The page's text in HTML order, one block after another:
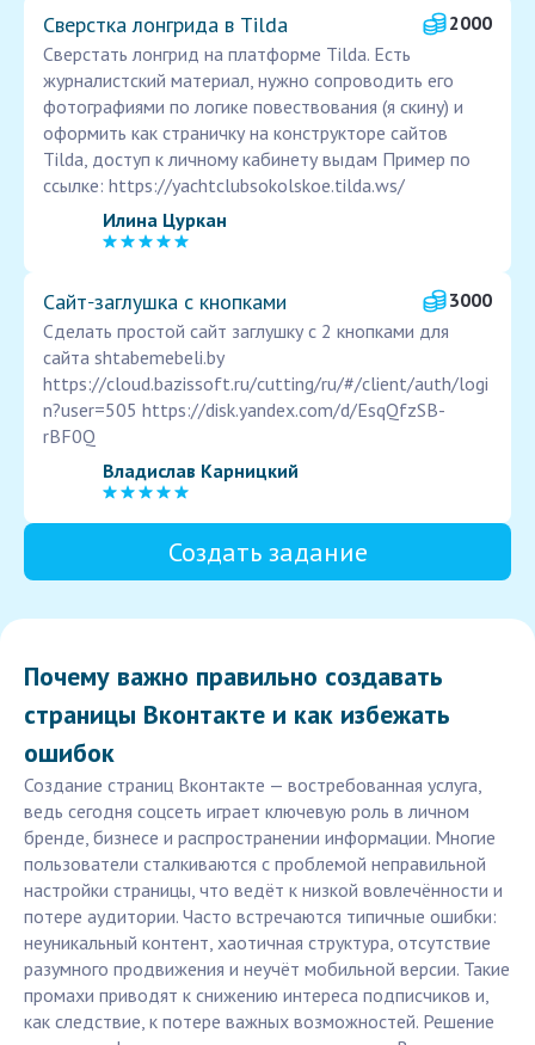
Сверстка лонгрида в Tilda
2000
Сверстать лонгрид на платформе Tilda. Есть
журналистский материал, нужно сопроводить его
фотографиями по логике повествования (я скину) и
оформить как страничку на конструкторе сайтов
Tilda, доступ к личному кабинету выдам Пример по
ссылке: https://yachtclubsokolskoe.tilda.ws/
Илина Цуркан
Сайт‑заглушка с кнопками
3000
Сделать простой сайт заглушку с 2 кнопками для
сайта shtabemebeli.by
https://cloud.bazissoft.ru/cutting/ru/#/client/auth/logi
n?user=505 https://disk.yandex.com/d/EsqQfzSB-
rBF0Q
Владислав Карницкий
Создать задание
Почему важно правильно создавать
страницы Вконтакте и как избежать
ошибок
Создание страниц Вконтакте — востребованная услуга,
ведь сегодня соцсеть играет ключевую роль в личном
бренде, бизнесе и распространении информации. Многие
пользователи сталкиваются с проблемой неправильной
настройки страницы, что ведёт к низкой вовлечённости и
потере аудитории. Часто встречаются типичные ошибки:
неуникальный контент, хаотичная структура, отсутствие
разумного продвижения и неучёт мобильной версии. Такие
промахи приводят к снижению интереса подписчиков и,
как следствие, к потере важных возможностей. Решение